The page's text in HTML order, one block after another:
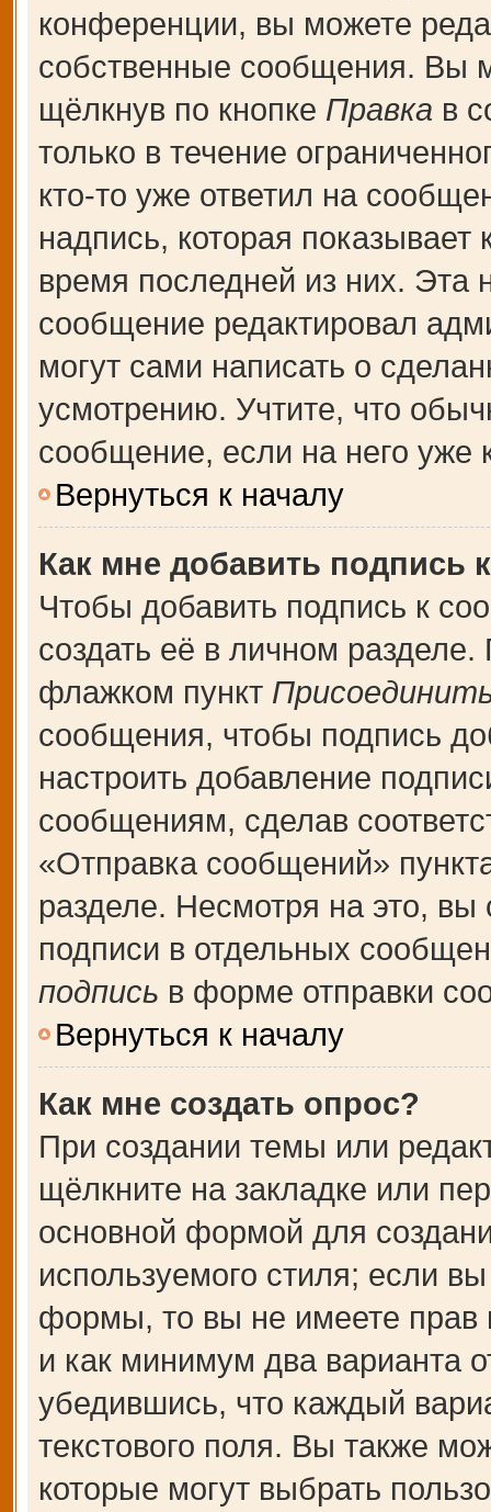
конференции, вы можете
собственные сообщения. Вы
щёлкнув по кнопке Правка в
только в течение
кто-то уже ответил на
надпись, которая показывает
время последней из них. Эта
сообщение редактировал
могут сами написать о
усмотрению. Учтите, что
сообщение, если на него уже
Вернуться к началу
Как мне добавить подпись
Чтобы добавить подпись к
создать её в личном
флажком пункт
сообщения, чтобы подпись
настроить добавление
сообщениям, сделав
«Отправка сообщений»
разделе. Несмотря на это,
подписи в отдельных
подпись в форме отправки
Вернуться к началу
Как мне создать опрос?
При создании темы или
щёлкните на закладке или
основной формой для
используемого стиля; если
формы, то вы не имеете прав
и как минимум два варианта
убедившись, что каждый
текстового поля. Вы также
которые могут выбрать